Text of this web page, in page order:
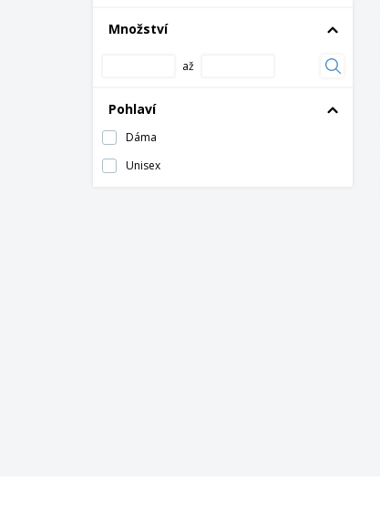
Množství
až
Pohlaví
Dáma
Unisex